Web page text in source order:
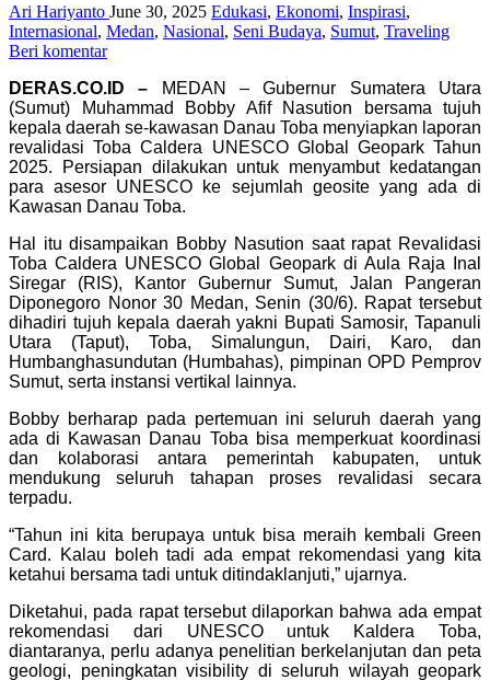
Ari Hariyanto June 30, 2025 Edukasi, Ekonomi, Inspirasi,
Internasional, Medan, Nasional, Seni Budaya, Sumut, Traveling
Beri komentar
DERAS.CO.ID – MEDAN – Gubernur Sumatera Utara
(Sumut) Muhammad Bobby Afif Nasution bersama tujuh
kepala daerah se-kawasan Danau Toba menyiapkan laporan
revalidasi Toba Caldera UNESCO Global Geopark Tahun
2025. Persiapan dilakukan untuk menyambut kedatangan
para asesor UNESCO ke sejumlah geosite yang ada di
Kawasan Danau Toba.
Hal itu disampaikan Bobby Nasution saat rapat Revalidasi
Toba Caldera UNESCO Global Geopark di Aula Raja Inal
Siregar (RIS), Kantor Gubernur Sumut, Jalan Pangeran
Diponegoro Nonor 30 Medan, Senin (30/6). Rapat tersebut
dihadiri tujuh kepala daerah yakni Bupati Samosir, Tapanuli
Utara (Taput), Toba, Simalungun, Dairi, Karo, dan
Humbanghasundutan (Humbahas), pimpinan OPD Pemprov
Sumut, serta instansi vertikal lainnya.
Bobby berharap pada pertemuan ini seluruh daerah yang
ada di Kawasan Danau Toba bisa memperkuat koordinasi
dan kolaborasi antara pemerintah kabupaten, untuk
mendukung seluruh tahapan proses revalidasi secara
terpadu.
“Tahun ini kita berupaya untuk bisa meraih kembali Green
Card. Kalau boleh tadi ada empat rekomendasi yang kita
ketahui bersama tadi untuk ditindaklanjuti,” ujarnya.
Diketahui, pada rapat tersebut dilaporkan bahwa ada empat
rekomendasi dari UNESCO untuk Kaldera Toba,
diantaranya, perlu adanya penelitian berkelanjutan dan peta
geologi, peningkatan visibility di seluruh wilayah geopark